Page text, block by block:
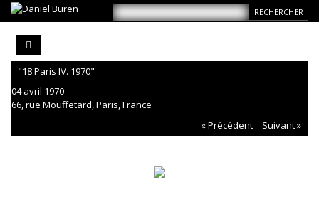
"18 Paris IV. 1970"
04 avril 1970
66, rue Mouffetard, Paris, France
« Précédent
Suivant »